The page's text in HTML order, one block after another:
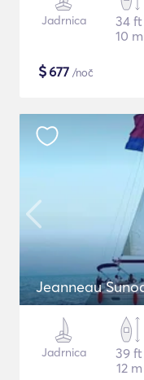
Jadrnica
34 ft
10 m
$677 /noč
Jeanneau
Jadrnica
39 ft
12 m